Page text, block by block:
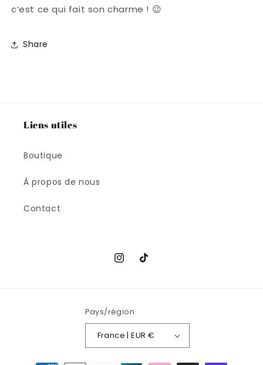
c’est ce qui fait son charme ! 😉
Share
Liens utiles
Boutique
À propos de nous
Contact
Instagram
TikTok
Pays/région
France | EUR €